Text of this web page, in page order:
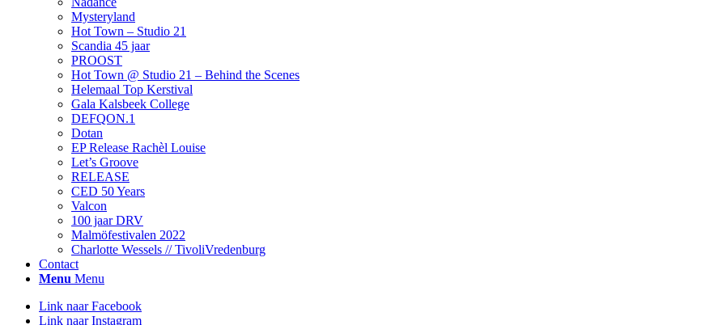
Mysteryland
Hot Town – Studio 21
Scandia 45 jaar
PROOST
Hot Town @ Studio 21 – Behind the Scenes
Helemaal Top Kerstival
Gala Kalsbeek College
DEFQON.1
Dotan
EP Release Rachèl Louise
Let’s Groove
RELEASE
CED 50 Years
Valcon
100 jaar DRV
Malmöfestivalen 2022
Charlotte Wessels // TivoliVredenburg
Contact
Menu Menu
Link naar Facebook
Link naar Instagram